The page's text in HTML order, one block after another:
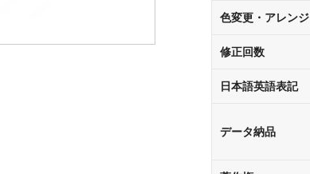
色変更・アレンジ
修正回数
日本語英語表記
データ納品